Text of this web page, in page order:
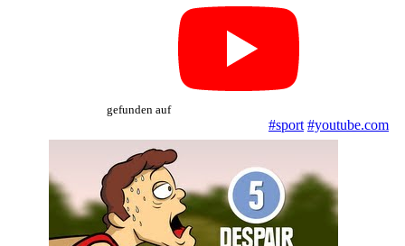
gefunden auf
#sport #youtube.com